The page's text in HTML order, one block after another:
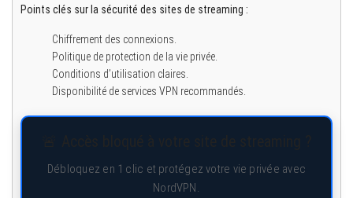
Points clés sur la sécurité des sites de streaming :
Chiffrement des connexions.
Politique de protection de la vie privée.
Conditions d’utilisation claires.
Disponibilité de services VPN recommandés.
Débloquez en 1 clic et protégez votre vie privée avec
NordVPN.